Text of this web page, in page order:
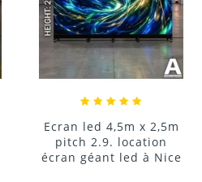
Ecran led 4,5m x 2,5m
pitch 2.9. location
écran géant led à Nice